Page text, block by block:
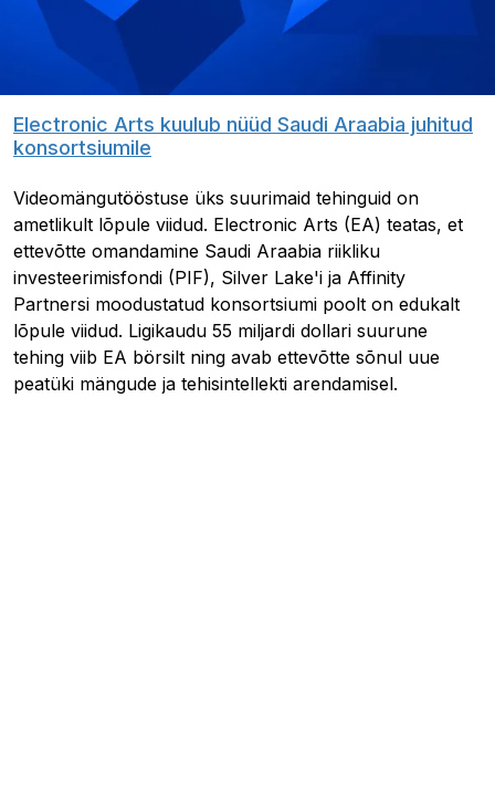
Electronic Arts kuulub nüüd Saudi Araabia juhitud
konsortsiumile
Videomängutööstuse üks suurimaid tehinguid on
ametlikult lõpule viidud. Electronic Arts (EA) teatas, et
ettevõtte omandamine Saudi Araabia riikliku
investeerimisfondi (PIF), Silver Lake'i ja Affinity
Partnersi moodustatud konsortsiumi poolt on edukalt
lõpule viidud. Ligikaudu 55 miljardi dollari suurune
tehing viib EA börsilt ning avab ettevõtte sõnul uue
peatüki mängude ja tehisintellekti arendamisel.